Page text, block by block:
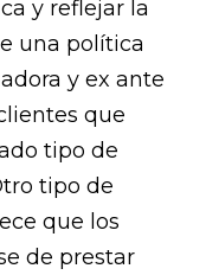
y reflejar la
una política
y ex ante
que
tipo de
tipo de
que los
de prestar